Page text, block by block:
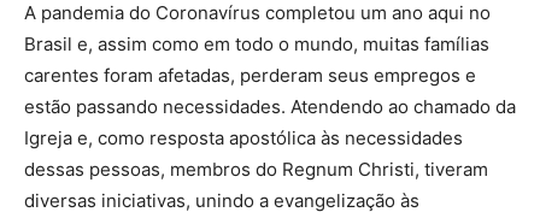
A pandemia do Coronavírus completou um ano aqui no
Brasil e, assim como em todo o mundo, muitas famílias
carentes foram afetadas, perderam seus empregos e
estão passando necessidades. Atendendo ao chamado da
Igreja e, como resposta apostólica às necessidades
dessas pessoas, membros do Regnum Christi, tiveram
diversas iniciativas, unindo a evangelização às